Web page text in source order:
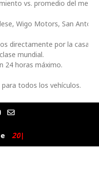
vs. promedio del
Wigo Motors, San
directamente por la casa
mundial.
24 horas máximo.
todos los vehículos.
E
n
e
l
o
025